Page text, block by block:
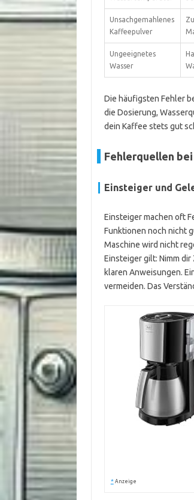
Unsachgemahlenes
Kaffeepulver
Ungeeignetes
Wasser
Die häufigsten Fehler
die Dosierung,
dein Kaffee stets gut
Fehlerquellen
Einsteiger und
Einsteiger machen oft
Funktionen noch nicht
Maschine wird nicht
Einsteiger gilt: Nimm
klaren Anweisungen.
vermeiden. Das
* Anzeige